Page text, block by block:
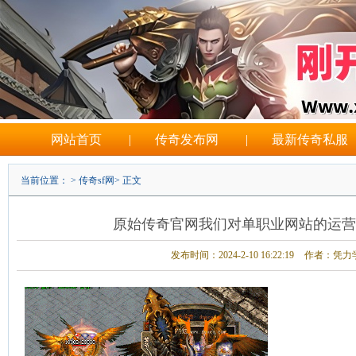
网站首页 | 传奇发布网 | 最新传奇私服
当前位置： > 传奇sf网> 正文
原始传奇官网我们对单职业网站的运
发布时间：2024-2-10 16:22:19 作者：凭力